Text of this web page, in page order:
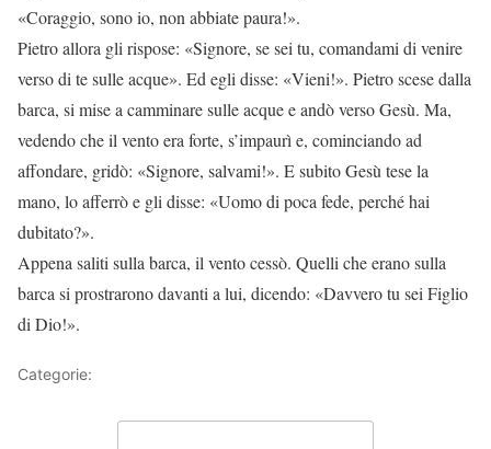
«Coraggio, sono io, non abbiate paura!».
Pietro allora gli rispose: «Signore, se sei tu, comandami di venire
verso di te sulle acque». Ed egli disse: «Vieni!». Pietro scese dalla
barca, si mise a camminare sulle acque e andò verso Gesù. Ma,
vedendo che il vento era forte, s’impaurì e, cominciando ad
affondare, gridò: «Signore, salvami!». E subito Gesù tese la
mano, lo afferrò e gli disse: «Uomo di poca fede, perché hai
dubitato?».
Appena saliti sulla barca, il vento cessò. Quelli che erano sulla
barca si prostrarono davanti a lui, dicendo: «Davvero tu sei Figlio
di Dio!».
Categorie: